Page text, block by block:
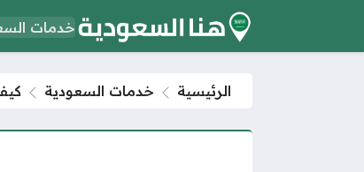
خدمات
الرئيسية خدمات السعودية